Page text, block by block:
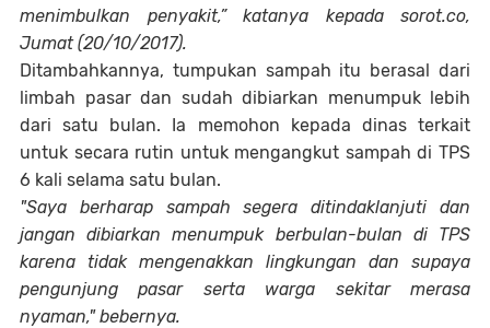
menimbulkan penyakit,” katanya kepada sorot.co,
Jumat (20/10/2017).
Ditambahkannya, tumpukan sampah itu berasal dari
limbah pasar dan sudah dibiarkan menumpuk lebih
dari satu bulan. Ia memohon kepada dinas terkait
untuk secara rutin untuk mengangkut sampah di TPS
6 kali selama satu bulan.
"Saya berharap sampah segera ditindaklanjuti dan
jangan dibiarkan menumpuk berbulan-bulan di TPS
karena tidak mengenakkan lingkungan dan supaya
pengunjung pasar serta warga sekitar merasa
nyaman," bebernya.